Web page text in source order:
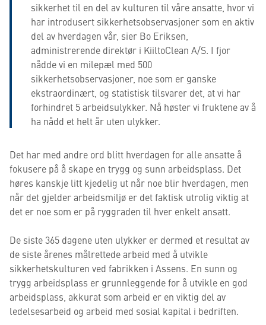
sikkerhet til en del av kulturen til våre ansatte, hvor vi
har introdusert sikkerhetsobservasjoner som en aktiv
del av hverdagen vår, sier Bo Eriksen,
administrerende direktør i KiiltoClean A/S. I fjor
nådde vi en milepæl med 500
sikkerhetsobservasjoner, noe som er ganske
ekstraordinært, og statistisk tilsvarer det, at vi har
forhindret 5 arbeidsulykker. Nå høster vi fruktene av å
ha nådd et helt år uten ulykker.
Det har med andre ord blitt hverdagen for alle ansatte å
fokusere på å skape en trygg og sunn arbeidsplass. Det
høres kanskje litt kjedelig ut når noe blir hverdagen, men
når det gjelder arbeidsmiljø er det faktisk utrolig viktig at
det er noe som er på ryggraden til hver enkelt ansatt.
De siste 365 dagene uten ulykker er dermed et resultat av
de siste årenes målrettede arbeid med å utvikle
sikkerhetskulturen ved fabrikken i Assens. En sunn og
trygg arbeidsplass er grunnleggende for å utvikle en god
arbeidsplass, akkurat som arbeid er en viktig del av
ledelsesarbeid og arbeid med sosial kapital i bedriften.